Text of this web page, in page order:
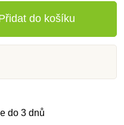
do košíku
do 3 dnů